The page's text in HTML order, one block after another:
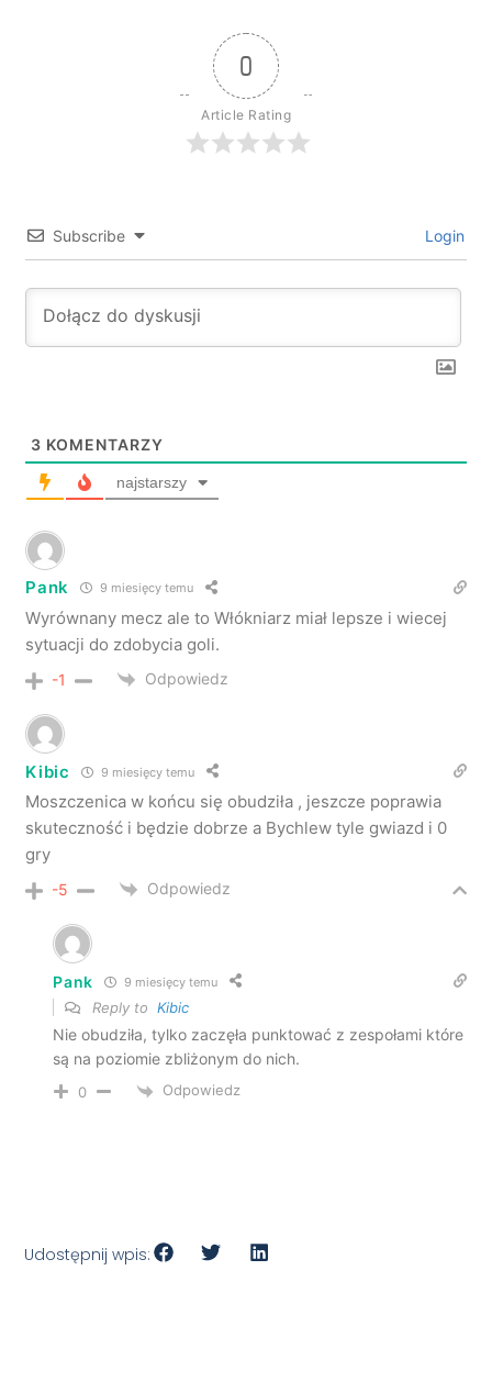
0
Article Rating
Subscribe Login
3 KOMENTARZY
najstarszy
Pank 9 miesięcy temu
Wyrównany mecz ale to Włókniarz miał lepsze i wiecej
sytuacji do zdobycia goli.
-1 Odpowiedz
Kibic 9 miesięcy temu
Moszczenica w końcu się obudziła , jeszcze poprawia
skuteczność i będzie dobrze a Bychlew tyle gwiazd i 0
gry
-5 Odpowiedz
Pank 9 miesięcy temu
Reply toKibic
Nie obudziła, tylko zaczęła punktować z zespołami które
są na poziomie zbliżonym do nich.
0 Odpowiedz
Udostępnij wpis: